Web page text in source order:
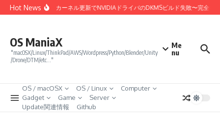
コンテンツへスキップ
Hot NewsLinux 7.0カーネル更新でNVIDIAドライバのDKMSビルド失敗〜完全復旧
OS ManiaX
"macOSX/Linux/ThinkPad/AWS/Wordpress/Python/Blender/Unity
/Drone/DTM/etc…"
Me
nu
OS / macOSX OS / Linux
Computer
Gadget
Game
Server
Update関連情報
Github